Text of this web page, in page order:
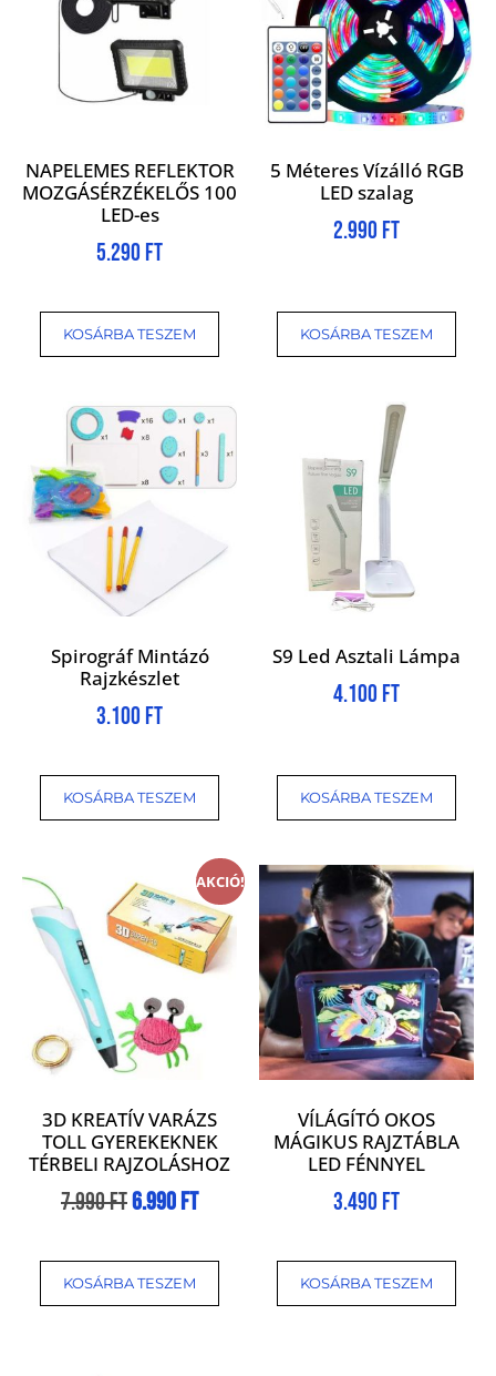
NAPELEMES REFLEKTOR
MOZGÁSÉRZÉKELŐS 100
LED-es
5.290 Ft
KOSÁRBA TESZEM
5 Méteres Vízálló RGB
LED szalag
2.990 Ft
KOSÁRBA TESZEM
Spirográf Mintázó
Rajzkészlet
3.100 Ft
KOSÁRBA TESZEM
S9 Led Asztali Lámpa
4.100 Ft
KOSÁRBA TESZEM
AKCIÓ!
3D KREATÍV VARÁZS
TOLL GYEREKEKNEK
TÉRBELI RAJZOLÁSHOZ
7.990Ft6.990Ft
KOSÁRBA TESZEM
VÍLÁGÍTÓ OKOS
MÁGIKUS RAJZTÁBLA
LED FÉNNYEL
3.490 Ft
KOSÁRBA TESZEM